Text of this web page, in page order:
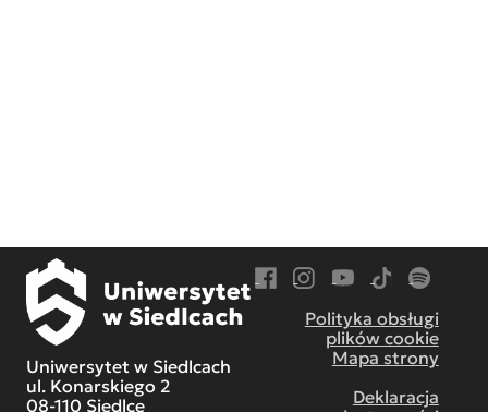
Uniwersytet w Siedlcach
ul. Konarskiego 2
08-110 Siedlce
Polityka obsługi
plików cookie
Mapa strony
Deklaracja